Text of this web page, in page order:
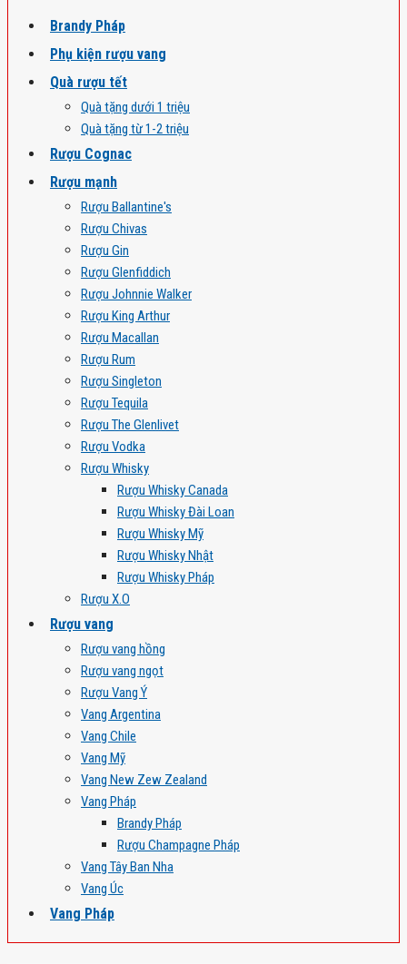
Brandy Pháp
Phụ kiện rượu vang
Quà rượu tết
Quà tặng dưới 1 triệu
Quà tặng từ 1-2 triệu
Rượu Cognac
Rượu mạnh
Rượu Ballantine's
Rượu Chivas
Rượu Gin
Rượu Glenfiddich
Rượu Johnnie Walker
Rượu King Arthur
Rượu Macallan
Rượu Rum
Rượu Singleton
Rượu Tequila
Rượu The Glenlivet
Rượu Vodka
Rượu Whisky
Rượu Whisky Canada
Rượu Whisky Đài Loan
Rượu Whisky Mỹ
Rượu Whisky Nhật
Rượu Whisky Pháp
Rượu X.O
Rượu vang
Rượu vang hồng
Rượu vang ngọt
Rượu Vang Ý
Vang Argentina
Vang Chile
Vang Mỹ
Vang New Zew Zealand
Vang Pháp
Brandy Pháp
Rượu Champagne Pháp
Vang Tây Ban Nha
Vang Úc
Vang Pháp